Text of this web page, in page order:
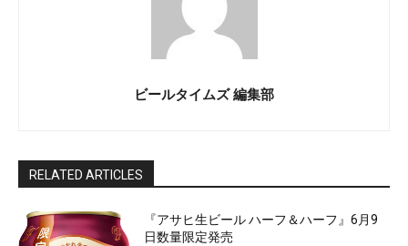
ビールタイムズ 編集部
RELATED ARTICLES
『アサヒ生ビール ハーフ＆ハーフ』6月9
日数量限定発売